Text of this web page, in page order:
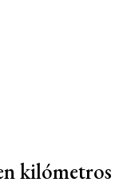
kilómetros